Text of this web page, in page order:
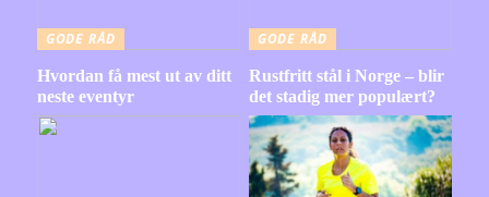
GODE RÅD
Hvordan få mest ut av ditt
neste eventyr
GODE RÅD
Rustfritt stål i Norge – blir
det stadig mer populært?